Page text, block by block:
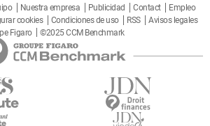
Nuestra empresa Publicidad Contact
Empleo
cookies Condiciones de uso RSS
Avisos legales
Figaro
©2025 CCM Benchmark